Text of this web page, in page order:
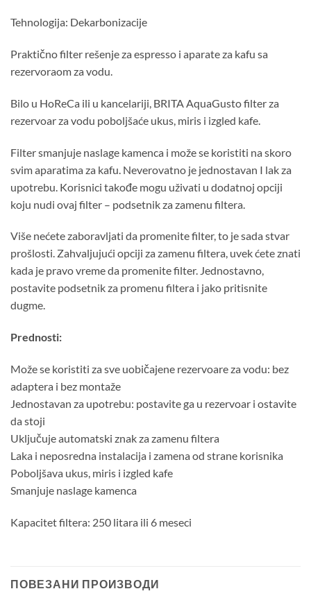
Tehnologija: Dekarbonizacije
Praktično filter rešenje za espresso i aparate za kafu sa
rezervoraom za vodu.
Bilo u HoReCa ili u kancelariji, BRITA AquaGusto filter za
rezervoar za vodu poboljšaće ukus, miris i izgled kafe.
Filter smanjuje naslage kamenca i može se koristiti na skoro
svim aparatima za kafu. Neverovatno je jednostavan I lak za
upotrebu. Korisnici takođe mogu uživati u dodatnoj opciji
koju nudi ovaj filter – podsetnik za zamenu filtera.
Više nećete zaboravljati da promenite filter, to je sada stvar
prošlosti. Zahvaljujući opciji za zamenu filtera, uvek ćete znati
kada je pravo vreme da promenite filter. Jednostavno,
postavite podsetnik za promenu filtera i jako pritisnite
dugme.
Prednosti:
Može se koristiti za sve uobičajene rezervoare za vodu: bez
adaptera i bez montaže
Jednostavan za upotrebu: postavite ga u rezervoar i ostavite
da stoji
Uključuje automatski znak za zamenu filtera
Laka i neposredna instalacija i zamena od strane korisnika
Poboljšava ukus, miris i izgled kafe
Smanjuje naslage kamenca
Kapacitet filtera: 250 litara ili 6 meseci
ПОВЕЗАНИ ПРОИЗВОДИ